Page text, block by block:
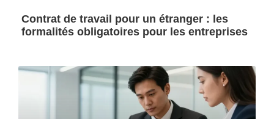
Contrat de travail pour un étranger : les
formalités obligatoires pour les entreprises